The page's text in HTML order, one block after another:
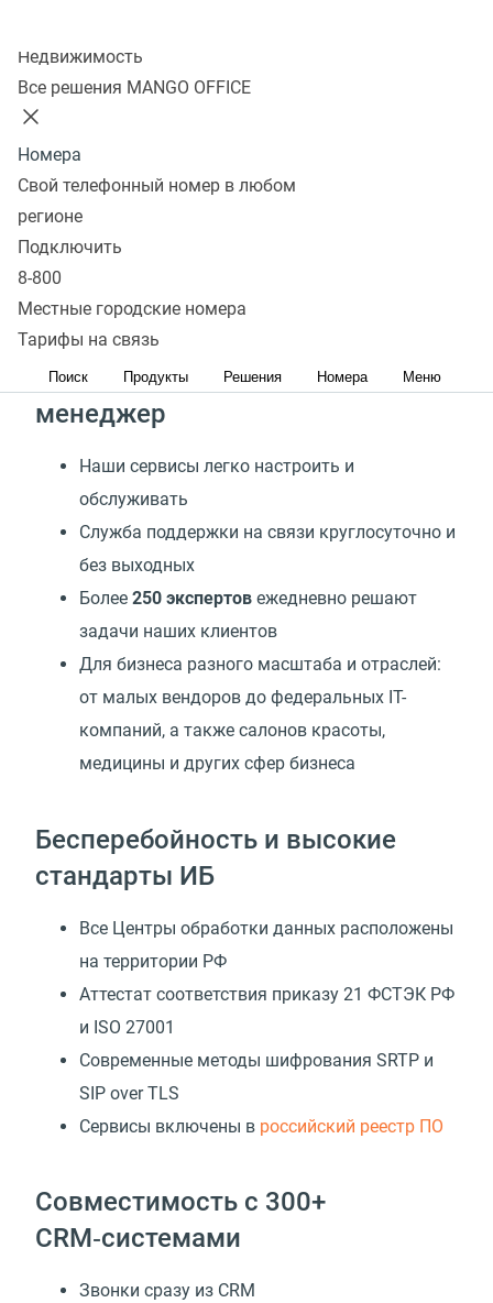
Недвижимость
Все решения MANGO OFFICE
Номера
Свой телефонный номер в любом
регионе
Подключить
8-800
Местные городские номера
Тарифы на связь
Поиск Продукты Решения Номера Меню
Подключайте Виртуальную
телефонию MANGO OFFICE
для быстрого
масштабирования
и безопасной работы
24/7 поддержка и персональный
менеджер
Наши сервисы легко настроить и
обслуживать
Служба поддержки на связи круглосуточно и
без выходных
Более 250 экспертов ежедневно решают
задачи наших клиентов
Для бизнеса разного масштаба и отраслей:
от малых вендоров до федеральных IT-
компаний, а также салонов красоты,
медицины и других сфер бизнеса
Бесперебойность и высокие
стандарты ИБ
Все Центры обработки данных расположены
на территории РФ
Аттестат соответствия приказу 21 ФСТЭК РФ
и ISO 27001
Современные методы шифрования SRTP и
SIP over TLS
Сервисы включены в российский реестр ПО
Совместимость с 300+
CRM‑системами
Звонки сразу из CRM